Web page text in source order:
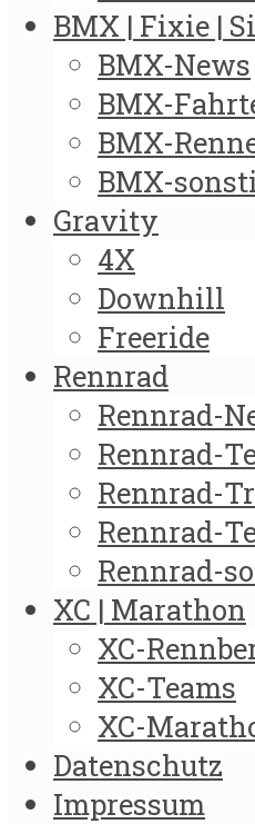
BMX | Fixie |
BMX-News
BMX-
BMX-
BMX-
Gravity
4X
Downhill
Freeride
Rennrad
Rennrad-
Rennrad-
Rennrad-
Rennrad-
Rennrad-
XC | Marathon
XC-
XC-Teams
XC-
Datenschutz
Impressum